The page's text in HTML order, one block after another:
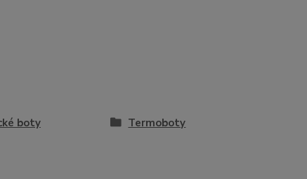
boty
Termoboty